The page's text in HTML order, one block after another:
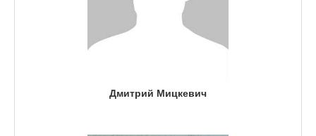
Дмитрий Мицкевич